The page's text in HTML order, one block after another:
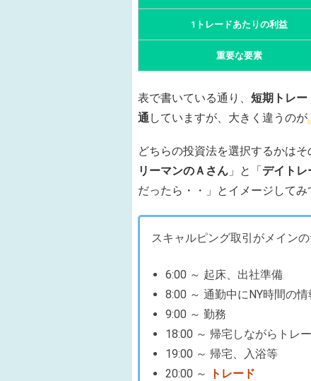
1トレードあたりの利益
重要な要素
表で書いている通り、 短期トレー
通していますが、大きく違うのが
どちらの投資法を選択するかは
リーマンのＡさん 」と「 デイト
だったら・・」とイメージしてみ
スキャルピング取引がメイン
6:00 ～ 起床、出社準備
8:00 ～ 通勤中にNY時間の
9:00 ～ 勤務
18:00 ～ 帰宅しながらトレ
19:00 ～ 帰宅、入浴等
20:00 ～
トレード